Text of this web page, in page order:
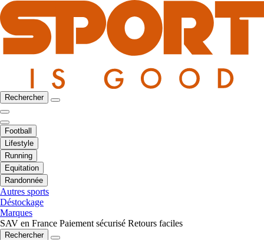
Rechercher
Football
Lifestyle
Running
Equitation
Randonnée
Autres sports
Déstockage
Marques
SAV en France Paiement sécurisé Retours faciles
Rechercher